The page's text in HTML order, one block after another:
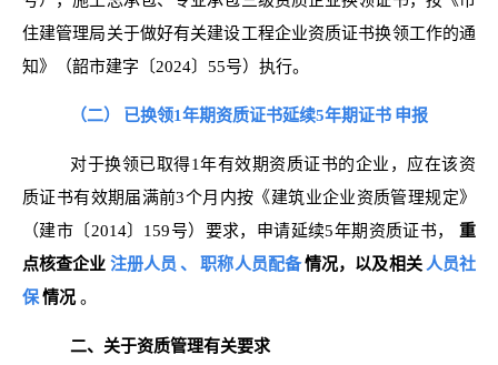
住建管理局关于做好有关建设工程企业资质证书换领工作的通
知》（韶市建字〔2024〕55号）执行。
（二） 已换领1年期资质证书延续5年期证书 申报
对于换领已取得1年有效期资质证书的企业，应在该资
质证书有效期届满前3个月内按《建筑业企业资质管理规定》
（建市〔2014〕159号）要求，申请延续5年期资质证书，
重
点核查企业 注册人员 、 职称人员配备情况，以及相关 人员社
保情况 。
二、关于资质管理有关要求